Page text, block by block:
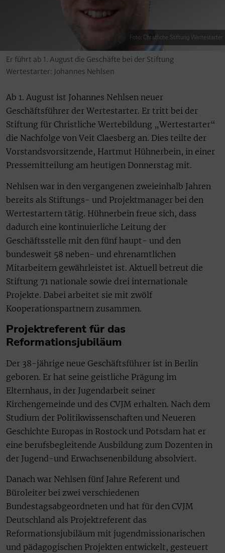
Foto: Christliche Stiftung Wertestarter
Er führt ab 1. August die Geschäfte bei der Stiftung
Wertestarter: Johannes Nehlsen
Ab 1. August ist Johannes Nehlsen neuer
Geschäftsführer der Wertestarter. Er tritt bei der
Stiftung für Christliche Wertebildung „Wertestarter“
die Nachfolge von Veit Claesberg an. Dies teilte der
Vorstandsvorsitzende, Hartmut Hühnerbein, in einer
Pressemitteilung am heutigen Donnerstag mit.
Nehlsen war in den vergangenen zweieinhalb Jahren
bereits als Stiftungs- und Projektmanager bei den
Wertestartern tätig. Hühnerbein freue sich, dass
dadurch eine kontinuierliche Leitung der
Geschäftsstelle mit den fünf haupt- und den
bundesweit 58 neben- und ehrenamtlichen
Mitarbeitern gewährleistet ist. Aktuell betreut die
Stiftung 71 nationale sowie drei internationale
Projekte. Dabei arbeitet sie mit zwölf
Kooperationspartnern zusammen.
Projektreferent für das
Reformationsjubiläum
Der 38-jährige neue Geschäftsführer ist in Berlin
geboren. Er hat seine geistliche Prägung im
Elternhaus, in der Jugendarbeit seiner
Kirchengemeinde und des CVJM erhalten. Nach dem
Studium der Politikwissenschaften und Neueren
Geschichte Europas in Rostock und Potsdam hat er
eine berufsbegleitende Ausbildung zum Dozenten in
der Jugend-und Erwachsenenbildung absolviert.
Danach war Nehlsen fünf Jahre Referent und
Büroleiter bei zwei verschiedenen
Bundestagsabgeordneten und hat für den CVJM
Deutschland als Projektreferent das
Reformationsjubiläum mit jugendmissionarischen
und pädagogischen Projekten entwickelt, gesteuert